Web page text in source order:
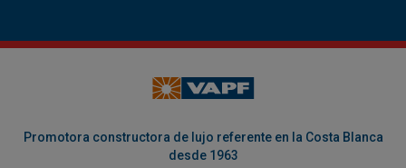
Promotora constructora de lujo referente en la Costa Blanca
desde 1963